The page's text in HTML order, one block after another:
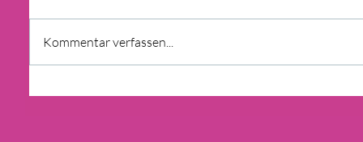
ENERGIEWENDE: Co2 STEUER
Kommentar verfassen...